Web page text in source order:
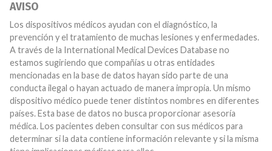
AVISO
Los dispositivos médicos ayudan con el diagnóstico, la
prevención y el tratamiento de muchas lesiones y enfermedades.
A través de la International Medical Devices Database no
estamos sugiriendo que compañías u otras entidades
mencionadas en la base de datos hayan sido parte de una
conducta ilegal o hayan actuado de manera impropia. Un mismo
dispositivo médico puede tener distintos nombres en diferentes
países. Esta base de datos no busca proporcionar asesoría
médica. Los pacientes deben consultar con sus médicos para
determinar si la data contiene información relevante y si la misma